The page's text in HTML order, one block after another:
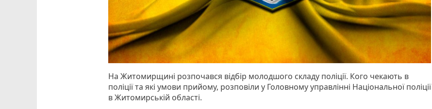
На Житомирщині розпочався відбір молодшого складу поліції. Кого чекають в
поліції та які умови прийому, розповіли у Головному управлінні Національної поліції
в Житомирській області.